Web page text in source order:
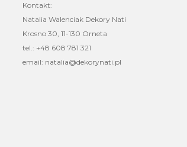
Kontakt:
Natalia Walenciak Dekory Nati
Krosno 30, 11-130 Orneta
tel.: +48 608 781 321
email: natalia@dekorynati.pl